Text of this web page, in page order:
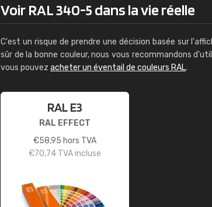
Voir RAL 340-5 dans la vie réelle
C'est un risque de prendre une décision basée sur
sûr de la bonne couleur, nous vous recommandons
vous pouvez acheter un éventail de couleurs RAL.
RAL E3
RAL EFFECT
€58,95 hors TVA
€70,74 TVA incluse